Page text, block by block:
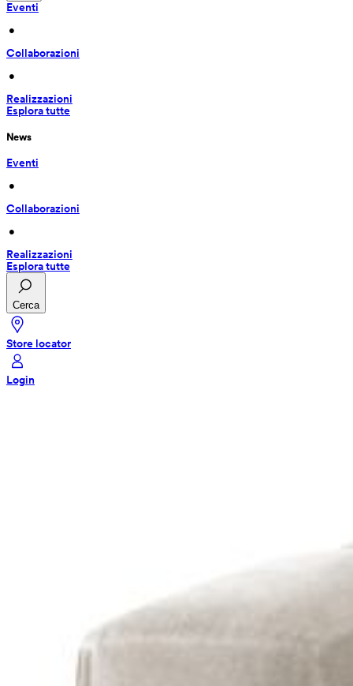
Eventi
•
Collaborazioni
•
Realizzazioni
Esplora tutte
News
Eventi
•
Collaborazioni
•
Realizzazioni
Esplora tutte
Cerca
Store locator
Login